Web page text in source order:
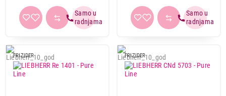
FRIZIDER FRIZIDER